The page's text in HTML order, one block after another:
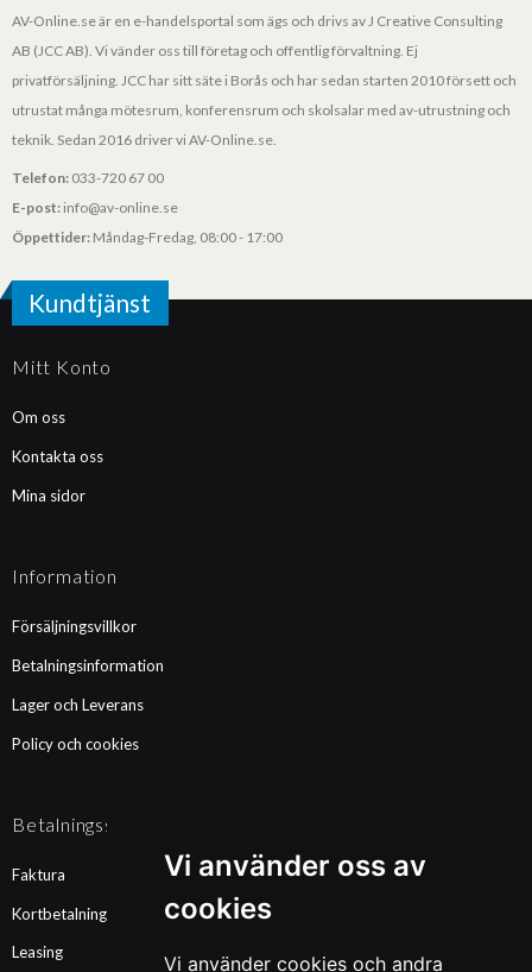
Vi använder oss av
cookies
Vi använder cookies och andra
AV-Online.se är en e-handelsportal som ägs och drivs av J Creative Consulting
AB (JCC AB). Vi vänder oss till företag och offentlig förvaltning. Ej
privatförsäljning. JCC har sitt säte i Borås och har sedan starten 2010 försett och
utrustat många mötesrum, konferensrum och skolsalar med av-utrustning och
teknik. Sedan 2016 driver vi AV-Online.se.
Telefon: 033-720 67 00
E-post: info@av-online.se
Öppettider: Måndag-Fredag, 08:00 - 17:00
Kundtjänst
Mitt Konto
Om oss
Kontakta oss
Mina sidor
Information
Försäljningsvillkor
Betalningsinformation
Lager och Leverans
Policy och cookies
Betalningssätt
Faktura
Kortbetalning
Leasing